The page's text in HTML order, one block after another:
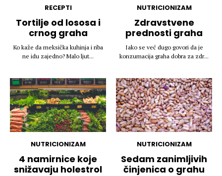
RECEPTI
Tortilje od lososa i
crnog graha
Ko kaže da meksička kuhinja i riba
ne idu zajedno? Malo ljut...
NUTRICIONIZAM
Zdravstvene
prednosti graha
Iako se već dugo govori da je
konzumacija graha dobra za zdr...
NUTRICIONIZAM
4 namirnice koje
snižavaju holestrol
NUTRICIONIZAM
Sedam zanimljivih
činjenica o grahu